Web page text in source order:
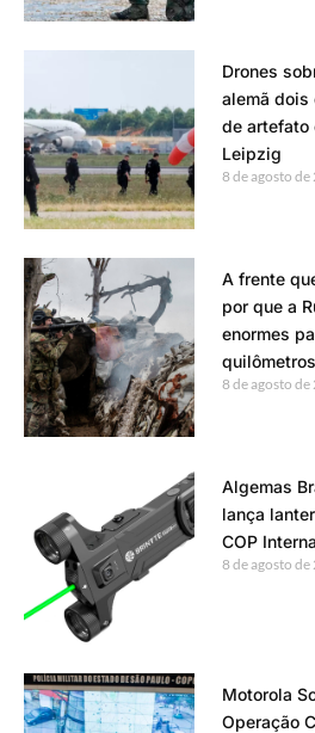
Drones
alemã dois
de artefato
Leipzig
8 de agosto
A frente
por que a
enormes
8 de agosto
Algemas
lança
COP
8 de agosto
Motorola
Operação